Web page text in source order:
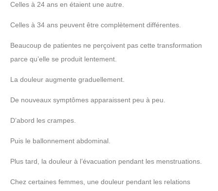
Celles à 24 ans en étaient une autre.
Celles à 34 ans peuvent être complètement différentes.
Beaucoup de patientes ne perçoivent pas cette transformation
parce qu’elle se produit lentement.
La douleur augmente graduellement.
De nouveaux symptômes apparaissent peu à peu.
D’abord les crampes.
Puis le ballonnement abdominal.
Plus tard, la douleur à l’évacuation pendant les menstruations.
Chez certaines femmes, une douleur pendant les relations